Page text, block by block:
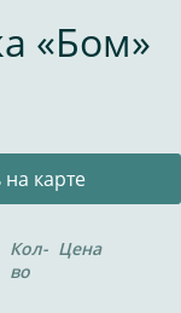
«Бом»
карте
Кол-
во
Цена